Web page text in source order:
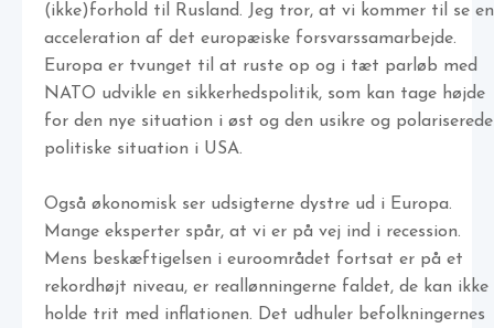
(ikke)forhold til Rusland. Jeg tror, at vi kommer til se en
acceleration af det europæiske forsvarssamarbejde.
Europa er tvunget til at ruste op og i tæt parløb med
NATO udvikle en sikkerhedspolitik, som kan tage højde
for den nye situation i øst og den usikre og polariserede
politiske situation i USA.
Også økonomisk ser udsigterne dystre ud i Europa.
Mange eksperter spår, at vi er på vej ind i recession.
Mens beskæftigelsen i euroområdet fortsat er på et
rekordhøjt niveau, er reallønningerne faldet, de kan ikke
holde trit med inflationen. Det udhuler befolkningernes